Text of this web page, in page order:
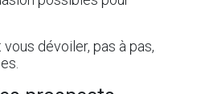
dévoiler, pas à pas,